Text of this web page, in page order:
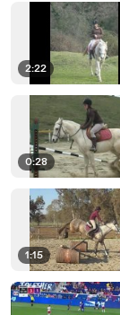
2:22
0:28
1:15